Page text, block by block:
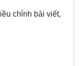
chỉnh bài viết,